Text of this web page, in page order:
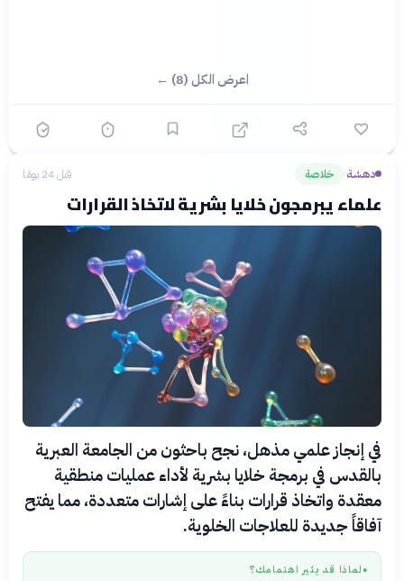
اعرض الكل (8) ←
دهشة› خلاصة قبل 24 يومًا
علماء يبرمجون خلايا بشرية لاتخاذ القرارات
في إنجاز علمي مذهل، نجح باحثون من الجامعة العبرية
بالقدس في برمجة خلايا بشرية لأداء عمليات منطقية
معقدة واتخاذ قرارات بناءً على إشارات متعددة، مما يفتح
آفاقاً جديدة للعلاجات الخلوية.
● لماذا قد يثير اهتمامك؟